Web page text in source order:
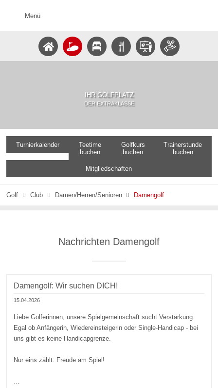
Menü
IHR GOLFPLATZ
DER EXTRAKLASSE
Turnierkalender
Teetime
buchen
Golfkurs
buchen
Trainerstunde
buchen
Mitgliedschaften
Golf  Club  Damen/Herren/Senioren  Damengolf
Nachrichten Damengolf
Damengolf: Wir suchen DICH!
15.04.2026
Liebe Golferinnen, unsere Spielgemeinschaft sucht Verstärkung.
Egal ob Anfängerin, Wiedereinsteigerin oder Single-Handicap - bei
uns gibt es keine Handicapgrenze.
Nur eins zählt: Freude am Spiel!